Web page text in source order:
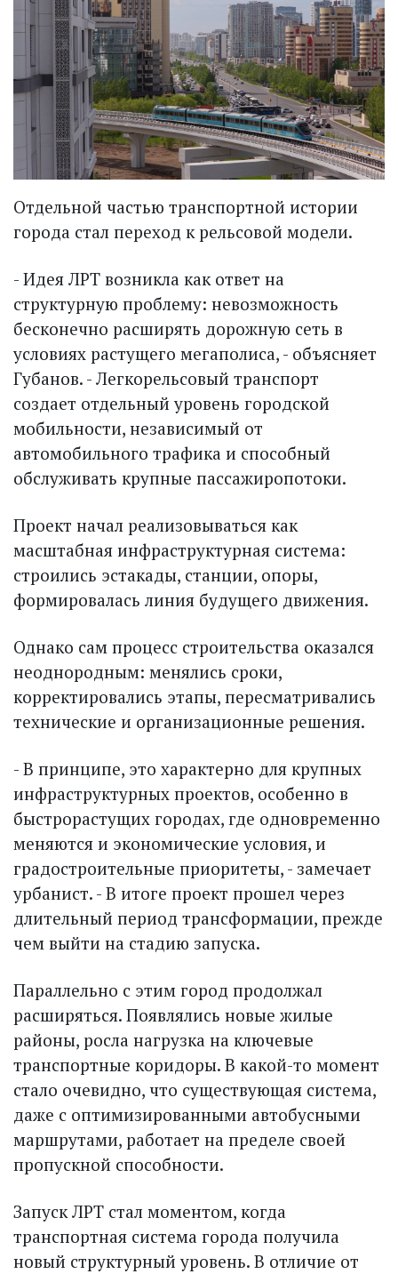
Отдельной частью транспортной истории
города стал переход к рельсовой модели.
- Идея ЛРТ возникла как ответ на
структурную проблему: невозможность
бесконечно расширять дорожную сеть в
условиях растущего мегаполиса, - объясняет
Губанов. - Легкорельсовый транспорт
создает отдельный уровень городской
мобильности, независимый от
автомобильного трафика и способный
обслуживать крупные пассажиропотоки.
Проект начал реализовываться как
масштабная инфраструктурная система:
строились эстакады, станции, опоры,
формировалась линия будущего движения.
Однако сам процесс строительства оказался
неоднородным: менялись сроки,
корректировались этапы, пересматривались
технические и организационные решения.
- В принципе, это характерно для крупных
инфраструктурных проектов, особенно в
быстрорастущих городах, где одновременно
меняются и экономические условия, и
градостроительные приоритеты, - замечает
урбанист. - В итоге проект прошел через
длительный период трансформации, прежде
чем выйти на стадию запуска.
Параллельно с этим город продолжал
расширяться. Появлялись новые жилые
районы, росла нагрузка на ключевые
транспортные коридоры. В какой-то момент
стало очевидно, что существующая система,
даже с оптимизированными автобусными
маршрутами, работает на пределе своей
пропускной способности.
Запуск ЛРТ стал моментом, когда
транспортная система города получила
новый структурный уровень. В отличие от